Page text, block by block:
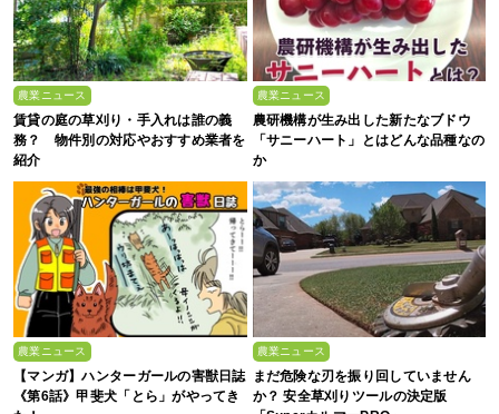
農業ニュース
賃貸の庭の草刈り・手入れは誰の義
務？ 物件別の対応やおすすめ業者を
紹介
農業ニュース
農研機構が生み出した新たなブドウ
「サニーハート」とはどんな品種なの
か
農業ニュース
【マンガ】ハンターガールの害獣日誌
《第6話》甲斐犬「とら」がやってき
農業ニュース
まだ危険な刃を振り回していません
か？ 安全草刈りツールの決定版